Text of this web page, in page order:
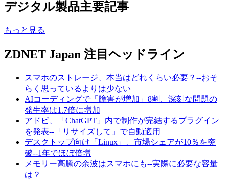
デジタル製品主要記事
もっと見る
ZDNET Japan 注目ヘッドライン
スマホのストレージ、本当はどれくらい必要？--おそ
らく思っているよりは少ない
AIコーディングで「障害が増加」8割、深刻な問題の
発生率は1.7倍に増加
アドビ、「ChatGPT」内で制作が完結するプラグイン
を発表--「リサイズして」で自動適用
デスクトップ向け「Linux」、市場シェアが10％を突
破--1年でほぼ倍増
メモリー高騰の余波はスマホにも--実際に必要な容量
は？